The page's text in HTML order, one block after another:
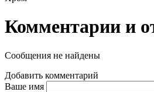
Комментарии и
Сообщения не найдены
Добавить комментарий
Ваше имя